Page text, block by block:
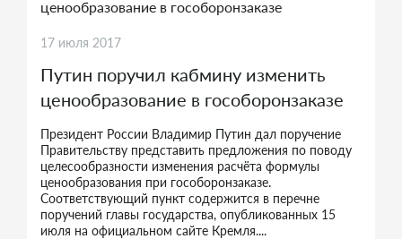
17 июля 2017
Путин поручил кабмину изменить
ценообразование в гособоронзаказе
Президент России Владимир Путин дал поручение
Правительству представить предложения по поводу
целесообразности изменения расчёта формулы
ценообразования при гособоронзаказе.
Соответствующий пункт содержится в перечне
поручений главы государства, опубликованных 15
июля на официальном сайте Кремля....